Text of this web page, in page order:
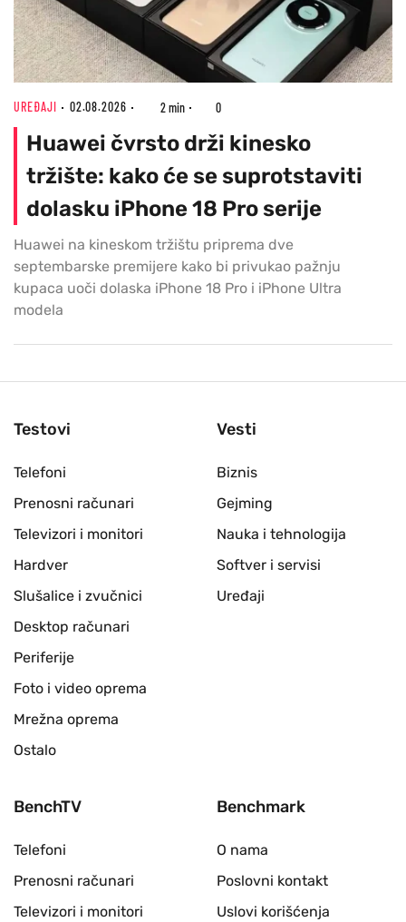
UREĐAJI 02.08.2026 2 min 0
Huawei čvrsto drži kinesko
tržište: kako će se suprotstaviti
dolasku iPhone 18 Pro serije
Huawei na kineskom tržištu priprema dve
septembarske premijere kako bi privukao pažnju
kupaca uoči dolaska iPhone 18 Pro i iPhone Ultra
modela
Testovi
Telefoni
Prenosni računari
Televizori i monitori
Hardver
Slušalice i zvučnici
Desktop računari
Periferije
Foto i video oprema
Mrežna oprema
Ostalo
Vesti
Biznis
Gejming
Nauka i tehnologija
Softver i servisi
Uređaji
BenchTV
Telefoni
Prenosni računari
Televizori i monitori
Benchmark
O nama
Poslovni kontakt
Uslovi korišćenja